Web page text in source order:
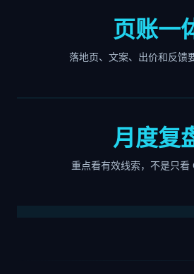
页账一
落地页、文案、出价和反馈
月度复
重点看有效线索，不是只看